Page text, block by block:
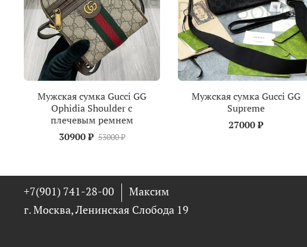
Мужская сумка Gucci GG
Ophidia Shoulder с
плечевым ремнем
30900 ₽ 53000 ₽
Мужская сумка Gucci GG
Supreme
27000 ₽
+7(901) 741-28-00
Максим
г. Москва, Ленинская Слобода 19